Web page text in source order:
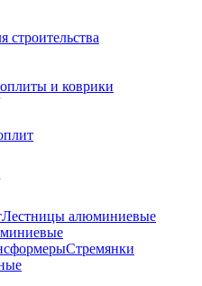
и коврики
Лестницы алюминиевые
Стремянки